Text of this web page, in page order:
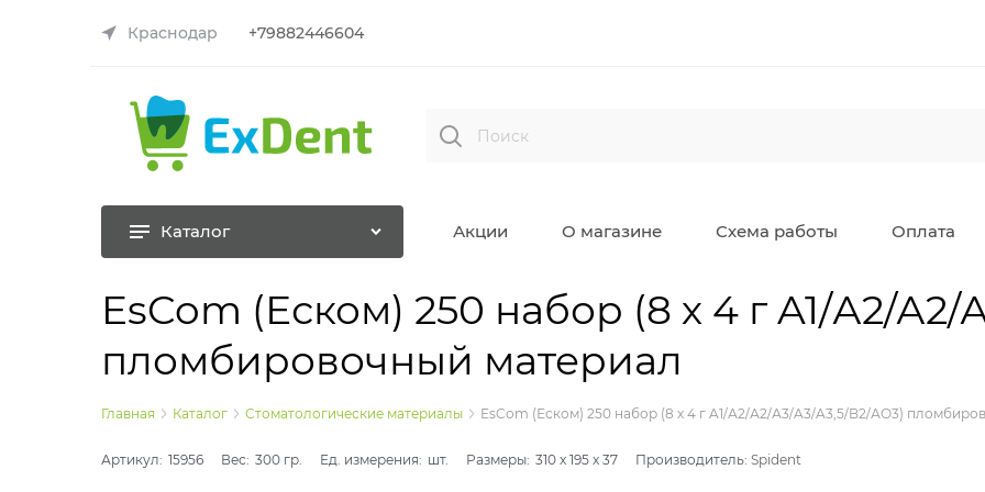
Краснодар +79882446604
Каталог Акции О магазине Схема работы Оплата
EsCom (Еском) 250 набор (8 х 4 г A1/А2/А2/
пломбировочный материал
Главная Каталог Стоматологические материалы EsCom (Еском) 250 набор (8 х 4 г A1/А2/А2/А3/A3/A3,5/B2/АO3)
Артикул: 15956 Вес: 300 гр. Ед. измерения: шт. Размеры: 310 x 195 x 37 Производитель: Spident